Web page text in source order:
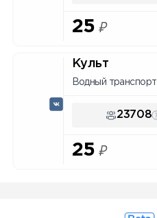
25 ₽
Культ
Водный транспорт
23708
25 ₽